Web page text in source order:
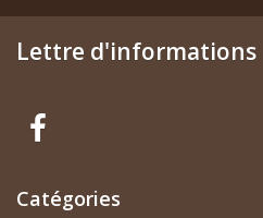
Lettre d'informations
Catégories